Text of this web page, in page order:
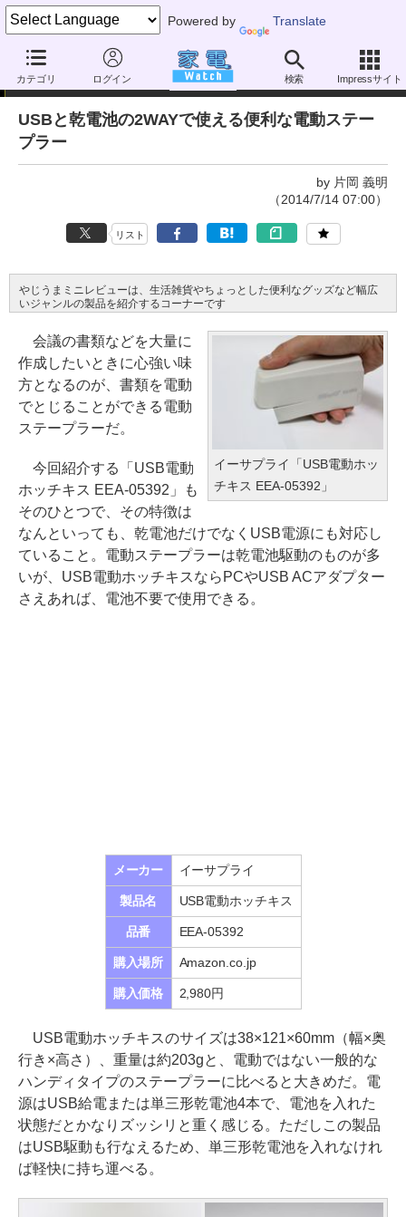
Powered by Translate
カテゴリ ログイン 検索 Impressサイト
やじうまミニレビュー
USBと乾電池の2WAYで使える便利な電動ステー
プラー
by 片岡 義明
（2014/7/14 07:00）
リスト
やじうまミニレビューは、生活雑貨やちょっとした便利なグッズなど幅広
いジャンルの製品を紹介するコーナーです
イーサプライ「USB電動ホッ
チキス EEA-05392」
会議の書類などを大量に
作成したいときに心強い味
方となるのが、書類を電動
でとじることができる電動
ステープラーだ。
今回紹介する「USB電動
ホッチキス EEA-05392」も
そのひとつで、その特徴は
なんといっても、乾電池だけでなくUSB電源にも対応し
ていること。電動ステープラーは乾電池駆動のものが多
いが、USB電動ホッチキスならPCやUSB ACアダプター
さえあれば、電池不要で使用できる。
メーカー イーサプライ
製品名 USB電動ホッチキス
品番 EEA-05392
購入場所 Amazon.co.jp
購入価格 2,980円
USB電動ホッチキスのサイズは38×121×60mm（幅×奥
行き×高さ）、重量は約203gと、電動ではない一般的な
ハンディタイプのステープラーに比べると大きめだ。電
源はUSB給電または単三形乾電池4本で、電池を入れた
状態だとかなりズッシリと重く感じる。ただしこの製品
はUSB駆動も行なえるため、単三形乾電池を入れなけれ
ば軽快に持ち運べる。